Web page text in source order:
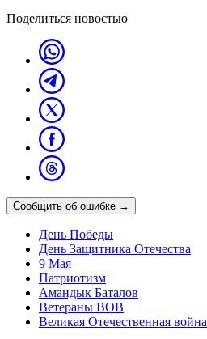
Поделиться новостью
Сообщить об ошибке →
День Победы
День Защитника Отечества
9 Мая
Патриотизм
Амандык Баталов
Ветераны ВОВ
Великая Отечественная война